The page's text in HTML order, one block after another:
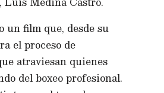
un film que, desde su
el proceso de
atraviesan quienes
del boxeo profesional.